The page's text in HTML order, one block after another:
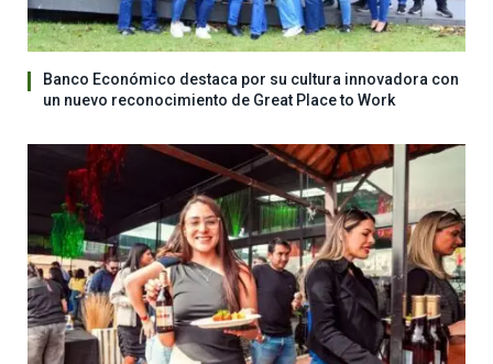
Banco Económico destaca por su cultura innovadora con
un nuevo reconocimiento de Great Place to Work